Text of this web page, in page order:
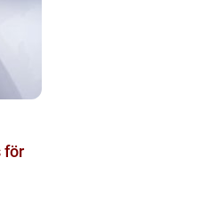
för